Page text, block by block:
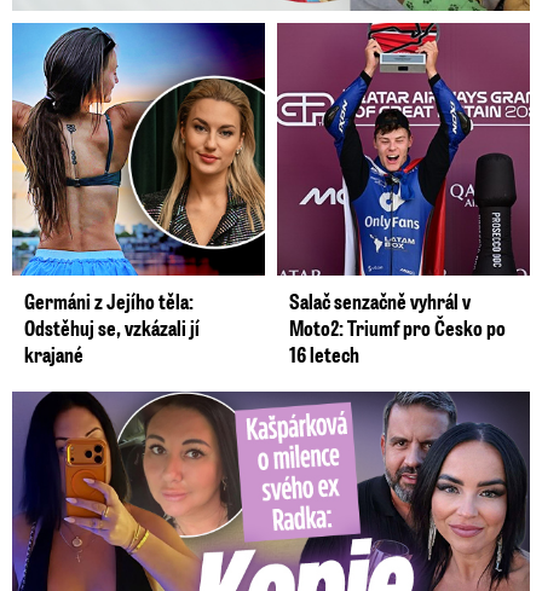
Germáni z Jejího těla:
Odstěhuj se, vzkázali jí
krajané
Salač senzačně vyhrál v
Moto2: Triumf pro Česko po
16 letech
Kašpárková o milence svého ex Radka: Kopie z Wishe!